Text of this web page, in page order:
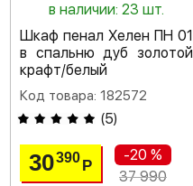
в наличии: 23 шт.
Шкаф пенал Хелен ПН 01
в спальню дуб золотой
крафт/белый
Код товара: 182572
(5)
30390Р
-20 %
37 990